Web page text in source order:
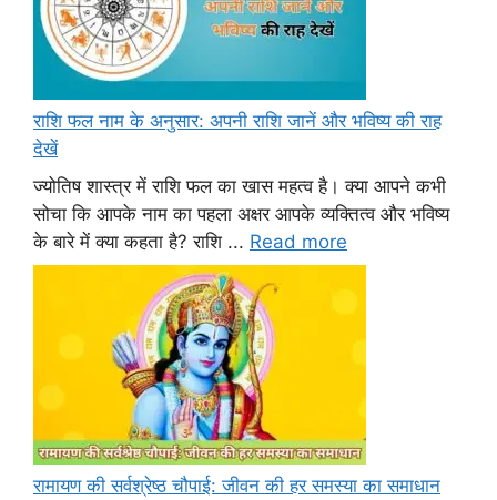
राशि फल नाम के अनुसार: अपनी राशि जानें और भविष्य की राह
देखें
ज्योतिष शास्त्र में राशि फल का खास महत्व है। क्या आपने कभी
सोचा कि आपके नाम का पहला अक्षर आपके व्यक्तित्व और भविष्य
के बारे में क्या कहता है? राशि ... Read more
रामायण की सर्वश्रेष्ठ चौपाई: जीवन की हर समस्या का समाधान